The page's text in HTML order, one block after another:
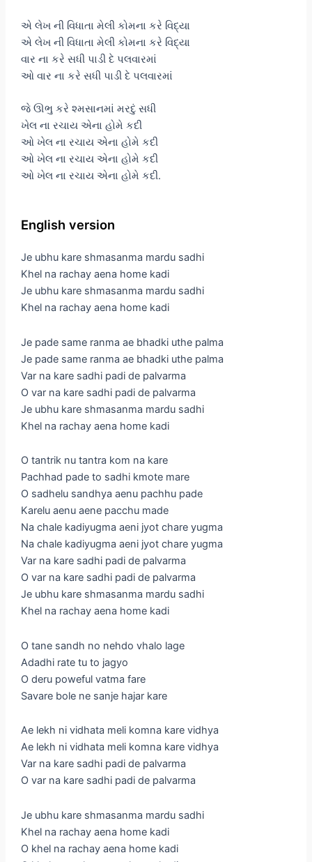
એ લેખ ની વિધાતા મેલી કોમના કરે વિદ્યા
એ લેખ ની વિધાતા મેલી કોમના કરે વિદ્યા
વાર ના કરે સધી પાડી દે પલવારમાં
ઓ વાર ના કરે સધી પાડી દે પલવારમાં
જે ઊભુ કરે શ્મસાનમાં મરદું સધી
ખેલ ના રચાય એના હોમે કદી
ઓ ખેલ ના રચાય એના હોમે કદી
ઓ ખેલ ના રચાય એના હોમે કદી
ઓ ખેલ ના રચાય એના હોમે કદી.
English version
Je ubhu kare shmasanma mardu sadhi
Khel na rachay aena home kadi
Je ubhu kare shmasanma mardu sadhi
Khel na rachay aena home kadi
Je pade same ranma ae bhadki uthe palma
Je pade same ranma ae bhadki uthe palma
Var na kare sadhi padi de palvarma
O var na kare sadhi padi de palvarma
Je ubhu kare shmasanma mardu sadhi
Khel na rachay aena home kadi
O tantrik nu tantra kom na kare
Pachhad pade to sadhi kmote mare
O sadhelu sandhya aenu pachhu pade
Karelu aenu aene pacchu made
Na chale kadiyugma aeni jyot chare yugma
Na chale kadiyugma aeni jyot chare yugma
Var na kare sadhi padi de palvarma
O var na kare sadhi padi de palvarma
Je ubhu kare shmasanma mardu sadhi
Khel na rachay aena home kadi
O tane sandh no nehdo vhalo lage
Adadhi rate tu to jagyo
O deru poweful vatma fare
Savare bole ne sanje hajar kare
Ae lekh ni vidhata meli komna kare vidhya
Ae lekh ni vidhata meli komna kare vidhya
Var na kare sadhi padi de palvarma
O var na kare sadhi padi de palvarma
Je ubhu kare shmasanma mardu sadhi
Khel na rachay aena home kadi
O khel na rachay aena home kadi